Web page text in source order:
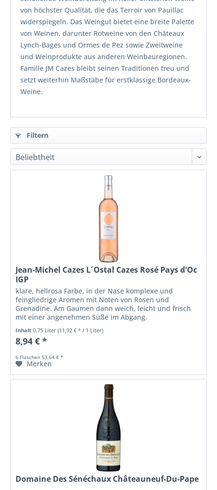
von höchster Qualität, die das Terroir von Pauillac
widerspiegeln. Das Weingut bietet eine breite Palette
von Weinen, darunter Rotweine von den Châteaux
Lynch-Bages und Ormes de Pez sowie Zweitweine
und Weinprodukte aus anderen Weinbauregionen.
Famille JM Cazes bleibt seinen Traditionen treu und
setzt weiterhin Maßstäbe für erstklassige Bordeaux-
Weine.
Filtern
Jean-Michel Cazes L´Ostal Cazes Rosé Pays d'Oc
IGP
klare, hellrosa Farbe, in der Nase komplexe und
feingliedrige Aromen mit Noten von Rosen und
Grenadine. Am Gaumen dann weich, leicht und frisch
mit einer angenehmen Süße im Abgang.
Inhalt0.75 Liter(11,92 € * / 1 Liter)
8,94 € *
6 Flaschen 53,64 € *
Merken
Domaine Des Sénéchaux Châteauneuf-Du-Pape